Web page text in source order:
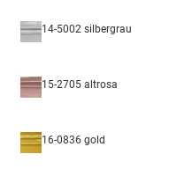
14-5002 silbergrau
15-2705 altrosa
16-0836 gold